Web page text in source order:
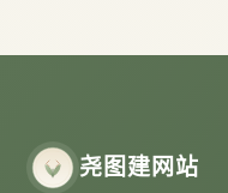
尧图建网站